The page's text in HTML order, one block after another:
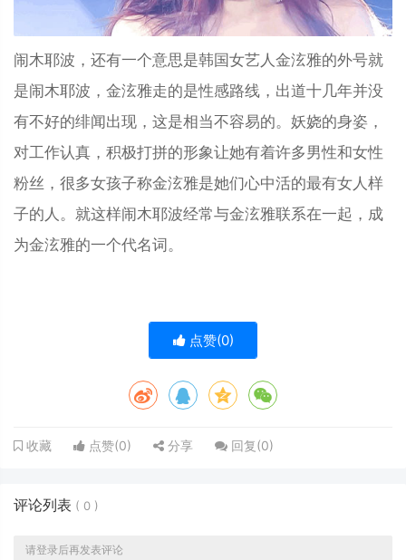
闹木耶波，还有一个意思是韩国女艺人金泫雅的外号就
是闹木耶波，金泫雅走的是性感路线，出道十几年并没
有不好的绯闻出现，这是相当不容易的。妖娆的身姿，
对工作认真，积极打拼的形象让她有着许多男性和女性
粉丝，很多女孩子称金泫雅是她们心中活的最有女人样
子的人。就这样闹木耶波经常与金泫雅联系在一起，成
为金泫雅的一个代名词。
点赞(0)
收藏 点赞(0) 分享 回复(0)
评论列表 ( 0 )